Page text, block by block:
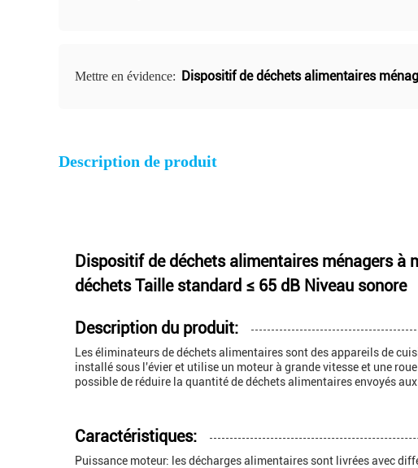
Mettre en évidence: Dispositif de déchets alimentaires
Description de produit
Dispositif de déchets alimentaires ménagers à
déchets Taille standard ≤ 65 dB Niveau sonore
Description du produit:
Les éliminateurs de déchets alimentaires sont des appareils de
installé sous l'évier et utilise un moteur à grande vitesse et une
possible de réduire la quantité de déchets alimentaires envoyés
Caractéristiques:
Puissance moteur: les décharges alimentaires sont livrées avec